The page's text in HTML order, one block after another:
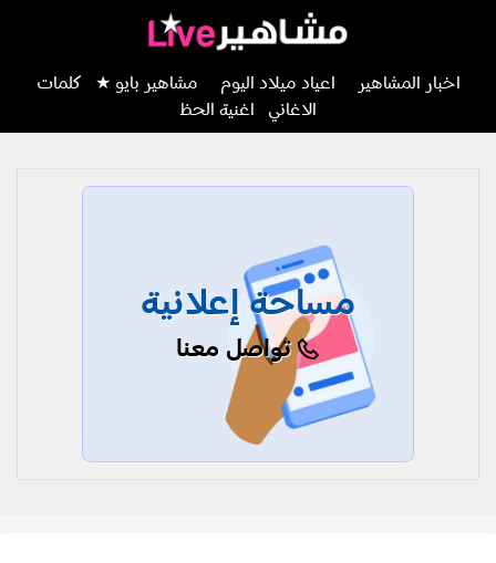
اخبار المشاهير اعياد ميلاد اليوم مشاهير بايو ★
كلمات
الاغاني
اغنية الحظ
مساحة إعلانية
تواصل معنا